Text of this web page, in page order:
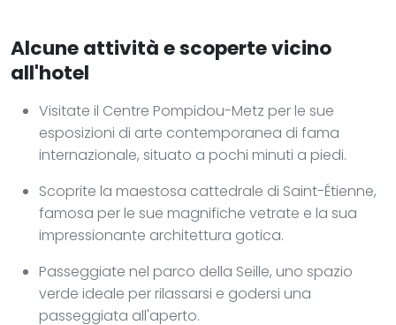
Alcune attività e scoperte vicino
all'hotel
Visitate il Centre Pompidou-Metz per le sue
esposizioni di arte contemporanea di fama
internazionale, situato a pochi minuti a piedi.
Scoprite la maestosa cattedrale di Saint-Étienne,
famosa per le sue magnifiche vetrate e la sua
impressionante architettura gotica.
Passeggiate nel parco della Seille, uno spazio
verde ideale per rilassarsi e godersi una
passeggiata all'aperto.